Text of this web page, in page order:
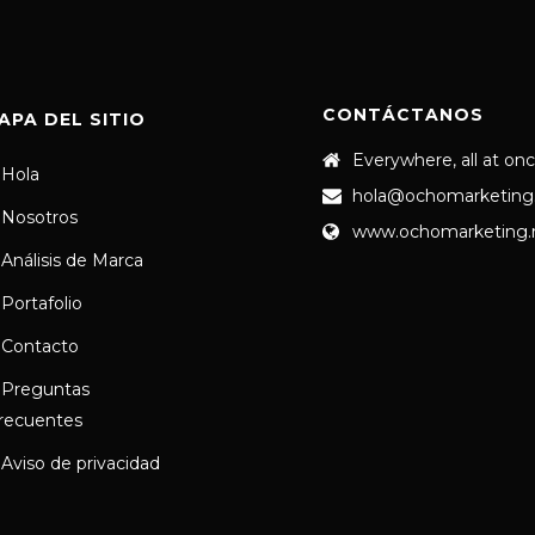
DEL SITIO
Hola
Nosotros
Análisis de Marca
Portafolio
Contacto
Preguntas
Aviso de privacidad
CONTÁCTANOS
Everywhere, all at